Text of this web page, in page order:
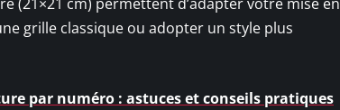
grille classique ou adopter un style plus
par numéro : astuces et conseils pratiques